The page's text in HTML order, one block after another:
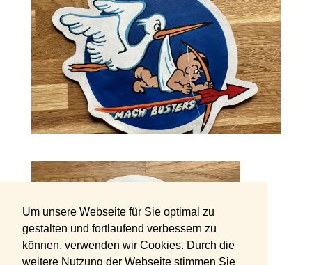
Um unsere Webseite für Sie optimal zu
gestalten und fortlaufend verbessern zu
können, verwenden wir Cookies. Durch die
weitere Nutzung der Webseite stimmen Sie